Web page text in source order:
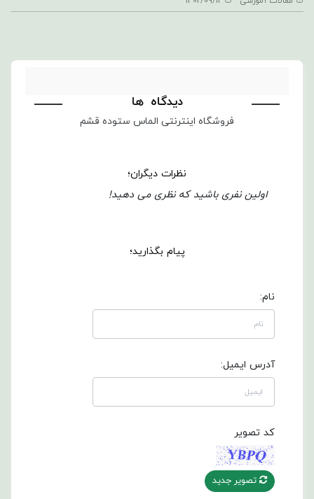
دیدگاهها
فروشگاه اینترنتی الماس ستوده قشم
نظرات دیگران؛
اولین نفری باشید که نظری می دهید!
پیام بگذارید؛
نام:
آدرس ایمیل:
کد تصویر
تصویر جدید